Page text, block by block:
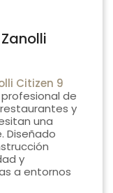
Citizen 9
de
y
una
Diseñado
y
a entornos